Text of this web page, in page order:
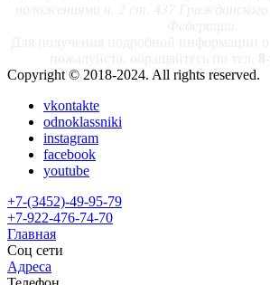
Copyright © 2018-2024. All rights reserved.
vkontakte
odnoklassniki
instagram
facebook
youtube
+7-(3452)-49-95-79
+7-922-476-74-70
Главная
Соц сети
Адреса